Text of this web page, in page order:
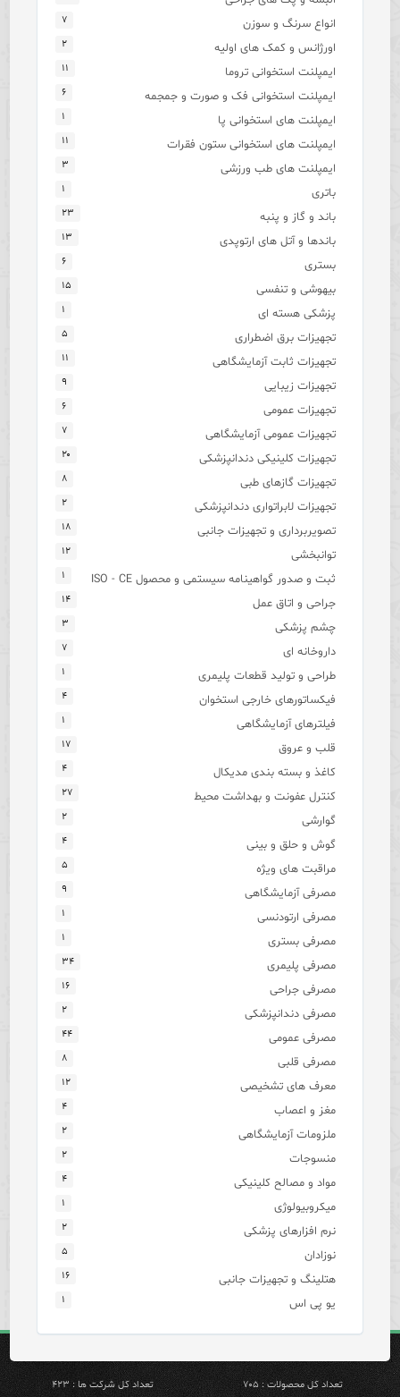
انواع سرنگ و سوزن ۷
اورژانس و کمک های اولیه ۲
ایمپلنت استخوانی تروما ۱۱
ایمپلنت استخوانی فک و صورت و جمجمه ۶
ایمپلنت های استخوانی پا ۱
ایمپلنت های استخوانی ستون فقرات ۱۱
ایمپلنت های طب ورزشی ۳
باتری ۱
باند و گاز و پنبه ۲۳
باندها و آتل های ارتوپدی ۱۳
بستری ۶
بیهوشی و تنفسی ۱۵
پزشکی هسته ای ۱
تجهیزات برق اضطراری ۵
تجهیزات ثابت آزمایشگاهی ۱۱
تجهیزات زیبایی ۹
تجهیزات عمومی ۶
تجهیزات عمومی آزمایشگاهی ۷
تجهیزات کلینیکی دندانپزشکی ۲۰
تجهیزات گازهای طبی ۸
تجهیزات لابراتواری دندانپزشکی ۲
تصویربرداری و تجهیزات جانبی ۱۸
توانبخشی ۱۲
ثبت و صدور گواهینامه سیستمی و محصول ISO - CE ۱
جراحی و اتاق عمل ۱۴
چشم پزشکی ۳
داروخانه ای ۷
طراحی و تولید قطعات پلیمری ۱
فیکساتورهای خارجی استخوان ۴
فیلترهای آزمایشگاهی ۱
قلب و عروق ۱۷
کاغذ و بسته بندی مدیکال ۴
کنترل عفونت و بهداشت محیط ۲۷
گوارشی ۲
گوش و حلق و بینی ۴
مراقبت های ویژه ۵
مصرفی آزمایشگاهی ۹
مصرفی ارتودنسی ۱
مصرفی بستری ۱
مصرفی پلیمری ۳۴
مصرفی جراحی ۱۶
مصرفی دندانپزشکی ۲
مصرفی عمومی ۴۴
مصرفی قلبی ۸
معرف های تشخیصی ۱۲
مغز و اعصاب ۴
ملزومات آزمایشگاهی ۲
منسوجات ۲
مواد و مصالح کلینیکی ۴
میکروبیولوژی ۱
نرم افزارهای پزشکی ۲
نوزادان ۵
هتلینگ و تجهیزات جانبی ۱۶
یو پی اس ۱
تعداد کل محصولات : ۷۰۵
تعداد کل شرکت ها : ۴۲۳